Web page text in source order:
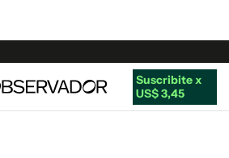
Suscribite x
US$ 3,45